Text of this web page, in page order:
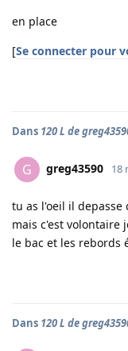
en place
[Se connecter pour
Dans 120 L de
G greg43590 18
tu as l'oeil il
mais c'est volontaire
le bac et les rebords
Dans 120 L de